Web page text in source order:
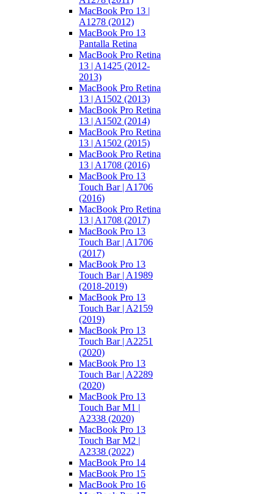
MacBook Pro 13 |
A1278 (2012)
MacBook Pro 13
Pantalla Retina
MacBook Pro Retina
13 | A1425 (2012-
2013)
MacBook Pro Retina
13 | A1502 (2013)
MacBook Pro Retina
13 | A1502 (2014)
MacBook Pro Retina
13 | A1502 (2015)
MacBook Pro Retina
13 | A1708 (2016)
MacBook Pro 13
Touch Bar | A1706
(2016)
MacBook Pro Retina
13 | A1708 (2017)
MacBook Pro 13
Touch Bar | A1706
(2017)
MacBook Pro 13
Touch Bar | A1989
(2018-2019)
MacBook Pro 13
Touch Bar | A2159
(2019)
MacBook Pro 13
Touch Bar | A2251
(2020)
MacBook Pro 13
Touch Bar | A2289
(2020)
MacBook Pro 13
Touch Bar M1 |
A2338 (2020)
MacBook Pro 13
Touch Bar M2 |
A2338 (2022)
MacBook Pro 14
MacBook Pro 15
MacBook Pro 16